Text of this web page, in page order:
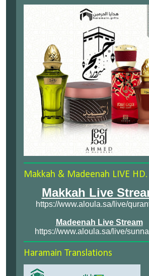
Makkah & Madeenah LIVE HD.
Makkah Live
https://www.aloula.sa/live/
Madeenah Live Stream
https://www.aloula.sa/live/
Haramain Translations